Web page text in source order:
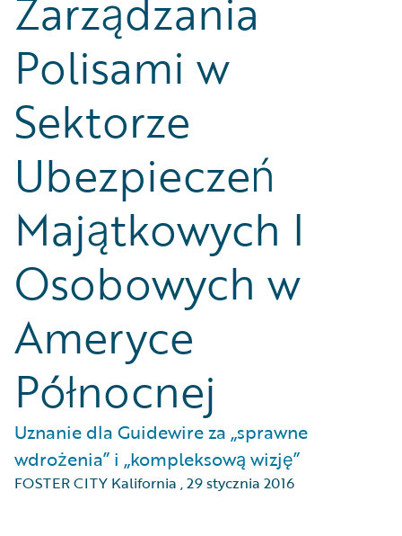
Zarządzania
Polisami w
Sektorze
Ubezpieczeń
Majątkowych I
Osobowych w
Ameryce
Północnej
Uznanie dla Guidewire za „sprawne
wdrożenia” i „kompleksową wizję”
FOSTER CITY Kalifornia ,29 stycznia 2016